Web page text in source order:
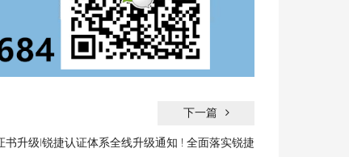
下一篇
书升级|锐捷认证体系全线升级通知 ! 全面落实锐捷